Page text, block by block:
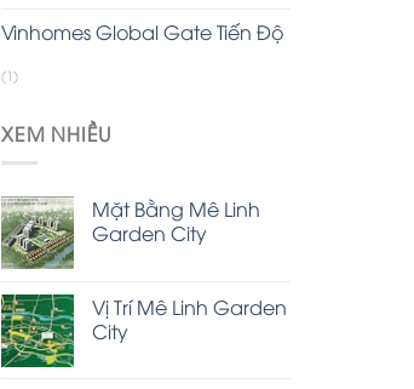
Vinhomes Global Gate Tiến Độ
(1)
XEM NHIỀU
Mặt Bằng Mê Linh
Garden City
Vị Trí Mê Linh Garden
City